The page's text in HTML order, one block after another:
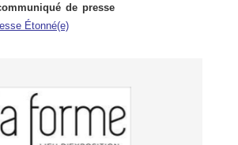
de presse
Étonné(e)